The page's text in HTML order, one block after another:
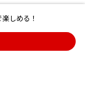
しめる！